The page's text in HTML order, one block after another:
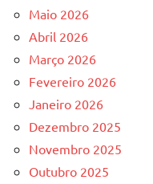
Maio 2026
Abril 2026
Março 2026
Fevereiro 2026
Janeiro 2026
Dezembro 2025
Novembro 2025
Outubro 2025